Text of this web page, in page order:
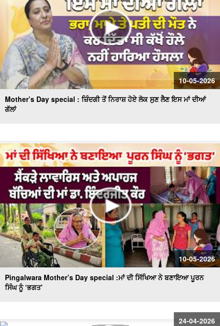
10-05-2026
Mother’s Day special : ਜ਼ਿੰਦਗੀ ਤੋਂ ਨਿਰਾਸ਼ ਹੋਏ ਲੋਕ ਸੁਣ ਲੈਣ ਇਸ ਮਾਂ ਦੀਆਂ
ਗੱਲਾਂ
10-05-2026
Pingalwara Mother’s Day special :ਮਾਂ ਦੀ ਸਿੱਖਿਆ ਨੇ ਬਣਾਇਆ ਪੂਰਨ
ਸਿੰਘ ਨੂੰ ‘ਭਗਤ’
24-04-2026